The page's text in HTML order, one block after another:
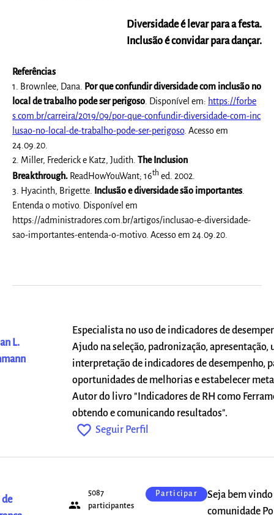
Diversidade é levar para a festa.
Inclusão é convidar para dançar.
Referências
1. Brownlee, Dana. Por que confundir diversidade com inclusão no
local de trabalho pode ser perigoso . Disponível em: https://forbe
s.com.br/carreira/2019/09/por-que-confundir-diversidade-com-inc
lusao-no-local-de-trabalho-pode-ser-perigoso. Acesso em
24.09.20.
2. Miller, Frederick e Katz, Judith.The Inclusion
Breakthrough. ReadHowYouWant; 16th ed. 2002.
3. Hyacinth, Brigette.
Inclusão e diversidade são importantes
Entenda o motivo. Disponível em
https://administradores.com.br/artigos/inclusao-e-diversidade-
sao-importantes-entenda-o-motivo. Acesso em 24.09.20.
L.
Especialista no uso de indicadores de
Ajudo na seleção, padronização, apresentação,
interpretação de indicadores de desempenho,
oportunidades de melhorias e estabelecer
Autor do livro "Indicadores de RH como
obtendo e comunicando resultados".
favorite_outline Seguir Perfil
people
5087
participantes
Participar
Seja bem vindo
comunidade